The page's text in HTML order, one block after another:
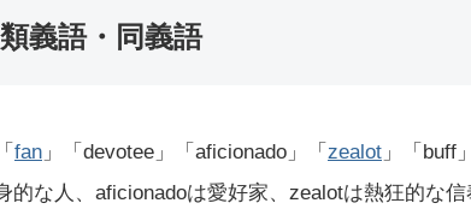
義語・同義語
fan 」「devotee」「aficionado」「 zealot 」「buff
的な人、aficionadoは愛好家、zealotは熱狂的な